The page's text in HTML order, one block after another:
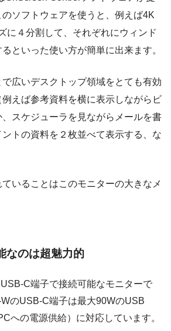
ソフトウェアを使うと、例えば4K
に４分割して、それぞれにウィンド
といった使い方が簡単に出来ます。
広いデスクトップ領域をとても有効
えば参考資料を横に表示しながらビ
スケジューラを見ながらメールを書
ントの資料を２枚並べて表示する、な
いることはこのモニターの大きなメ
なのは超魅力的
C端子で接続可能なモニターで
のUSB-C端子は最大90WのUSB
への電源供給）に対応しています。